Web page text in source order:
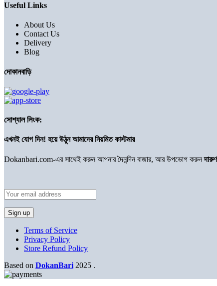
Useful Links
About Us
Contact Us
Delivery
Blog
দোকানবাড়ি
সোশ্যাল লিংক:
এখনই যোগ দিন! হয়ে উঠুন আমাদের নিয়মিত কাস্টমার
Dokanbari.com-এর সাথেই করুন আপনার দৈনন্দিন বাজার, আর উপভোগ করুন
Terms of Service
Privacy Policy
Store Refund Policy
Based on DokanBari 2025 .